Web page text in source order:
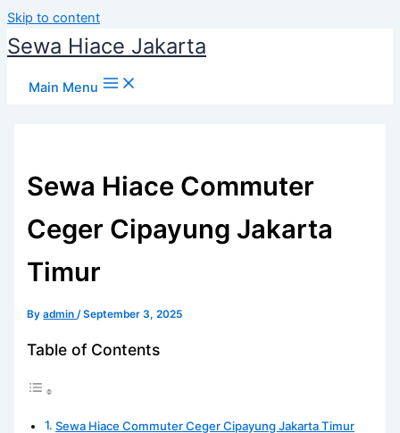
Skip to content
Sewa Hiace Jakarta
Main Menu
Sewa Hiace Commuter
Ceger Cipayung Jakarta
Timur
Byadmin/September 3, 2025
Table of Contents
Sewa Hiace Commuter Ceger Cipayung Jakarta Timur